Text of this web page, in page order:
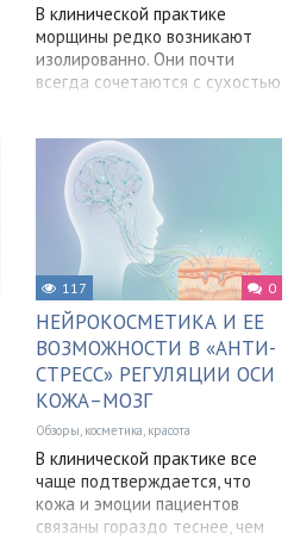
В клинической практике
морщины редко возникают
изолированно. Они почти
всегда сочетаются с сухостью
117 0
НЕЙРОКОСМЕТИКА И ЕЕ
ВОЗМОЖНОСТИ В «АНТИ-
СТРЕСС» РЕГУЛЯЦИИ ОСИ
КОЖА–МОЗГ
Обзоры, косметика, красота
В клинической практике все
чаще подтверждается, что
кожа и эмоции пациентов
связаны гораздо теснее, чем